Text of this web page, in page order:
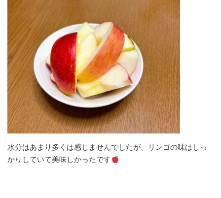
水分はあまり多くは感じませんでしたが、リンゴの味はしっ
かりしていて美味しかったです